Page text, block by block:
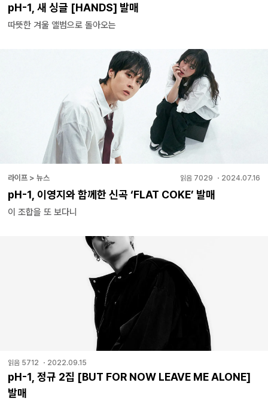
pH-1, 새 싱글 [HANDS] 발매
따뜻한 겨울 앨범으로 돌아오는
라이프 > 뉴스 읽음 7029 ・ 2024.07.16
pH-1, 이영지와 함께한 신곡 ‘FLAT COKE’ 발매
이 조합을 또 보다니
읽음 5712 ・ 2022.09.15
pH-1, 정규 2집 [BUT FOR NOW LEAVE ME ALONE]
발매